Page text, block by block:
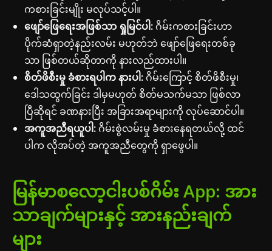
ကစားခြင်းမျိုး မလုပ်သင့်ပါ။
ဖျော်ဖြေရေးအဖြစ်သာ ရှုမြင်ပါ: ဂိမ်းကစားခြင်းဟာ
ပိုက်ဆံရှာတဲ့နည်းလမ်း မဟုတ်ဘဲ ဖျော်ဖြေရေးတစ်ခု
သာ ဖြစ်တယ်ဆိုတာကို နားလည်ထားပါ။
စိတ်ဖိစီးမှု ခံစားရပါက နားပါ: ဂိမ်းကြောင့် စိတ်ဖိစီးမှု၊
ဒေါသထွက်ခြင်း ဒါမှမဟုတ် စိတ်မသက်မသာ ဖြစ်လာ
ပြီဆိုရင် ခဏနားပြီး အခြားအရာများကို လုပ်ဆောင်ပါ။
အကူအညီရယူပါ: ဂိမ်းစွဲလမ်းမှု ခံစားနေရတယ်လို့ ထင်
ပါက လိုအပ်တဲ့ အကူအညီတွေကို ရှာဖွေပါ။
မြန်မာစလော့ငါးပစ်ဂိမ်း App: အား
သာချက်များနှင့် အားနည်းချက်
များ